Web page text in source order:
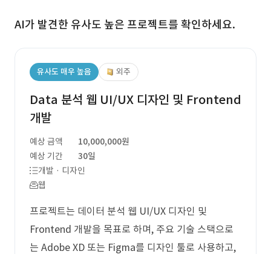
AI가 발견한 유사도 높은 프로젝트를 확인하세요.
유사도 매우 높음 외주
Data 분석 웹 UI/UX 디자인 및 Frontend
개발
예상 금액
10,000,000원
예상 기간
30일
개발 · 디자인
웹
프로젝트는 데이터 분석 웹 UI/UX 디자인 및
Frontend 개발을 목표로 하며, 주요 기술 스택으로
는 Adobe XD 또는 Figma를 디자인 툴로 사용하고,